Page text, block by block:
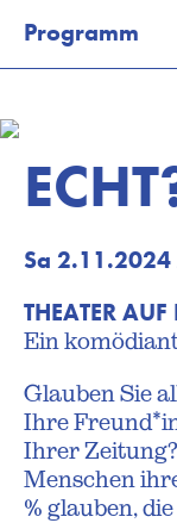
Programm
Kalender
Besuch
Wir
Newsletter
Sa 2.11.2024
THEATER
Ein
Glauben Sie
Ihre
Ihrer Zeitung?
Menschen
% glauben,